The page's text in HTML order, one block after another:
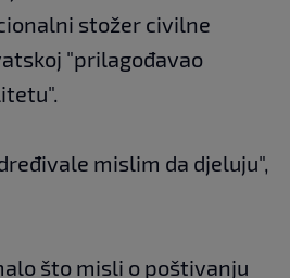
stožer civilne
"prilagođavao
mislim da djeluju",
što misli o poštivanju